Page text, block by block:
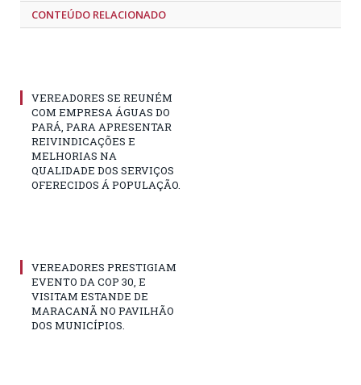
CONTEÚDO RELACIONADO
VEREADORES SE REUNÉM
COM EMPRESA ÁGUAS DO
PARÁ, PARA APRESENTAR
REIVINDICAÇÕES E
MELHORIAS NA
QUALIDADE DOS SERVIÇOS
OFERECIDOS Á POPULAÇÃO.
VEREADORES PRESTIGIAM
EVENTO DA COP 30, E
VISITAM ESTANDE DE
MARACANÃ NO PAVILHÃO
DOS MUNICÍPIOS.